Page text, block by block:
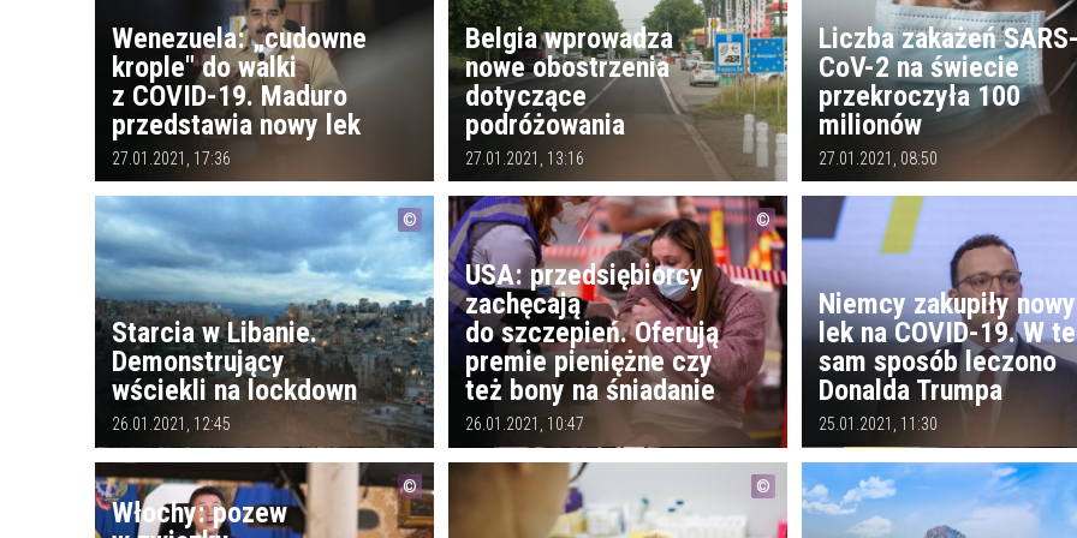
Wenezuela: „cudowne
krople" do walki
z COVID-19. Maduro
przedstawia nowy lek
27.01.2021, 17:36
Belgia wprowadza
nowe obostrzenia
dotyczące
podróżowania
27.01.2021, 13:16
Liczba zakażeń
CoV-2 na świecie
przekroczyła 100
milionów
27.01.2021, 08:50
Starcia w Libanie.
Demonstrujący
wściekli na lockdown
26.01.2021, 12:45
USA: przedsiębiorcy
zachęcają
do szczepień. Oferują
premie pieniężne czy
też bony na śniadanie
26.01.2021, 10:47
Niemcy zakupiły nowy
lek na COVID-19. W
sam sposób leczono
Donalda Trumpa
25.01.2021, 11:30
Włochy: pozew